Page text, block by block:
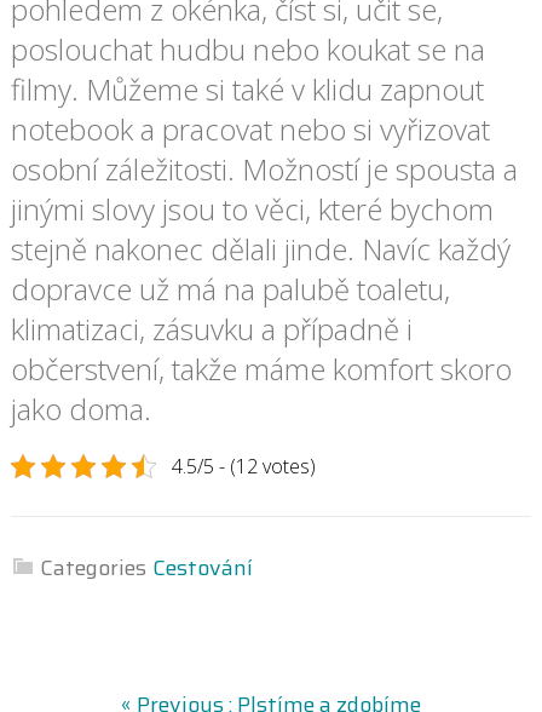
pohledem z okénka, číst si, učit se,
poslouchat hudbu nebo koukat se na
filmy. Můžeme si také v klidu zapnout
notebook a pracovat nebo si vyřizovat
osobní záležitosti. Možností je spousta a
jinými slovy jsou to věci, které bychom
stejně nakonec dělali jinde. Navíc každý
dopravce už má na palubě toaletu,
klimatizaci, zásuvku a případně i
občerstvení, takže máme komfort skoro
jako doma.
4.5/5 - (12 votes)
Categories Cestování
« Previous :P
Plstíme a zdobíme